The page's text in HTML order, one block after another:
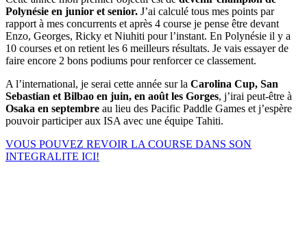
Polynésie en junior et senior. J’ai calculé tous mes points par
rapport à mes concurrents et après 4 course je pense être devant
Enzo, Georges, Ricky et Niuhiti pour l’instant. En Polynésie il y a
10 courses et on retient les 6 meilleurs résultats. Je vais essayer de
faire encore 2 bons podiums pour renforcer ce classement.
A l’international, je serai cette année sur la Carolina Cup, San
Sebastian et Bilbao en juin, en août les Gorges, j’irai peut-être à
Osaka en septembre au lieu des Pacific Paddle Games et j’espère
pouvoir participer aux ISA avec une équipe Tahiti.
VOUS POUVEZ REVOIR LA COURSE DANS SON
INTEGRALITE ICI!